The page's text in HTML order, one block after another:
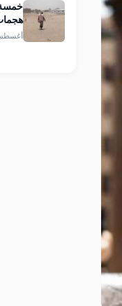
خمسة
أغسطس 7,